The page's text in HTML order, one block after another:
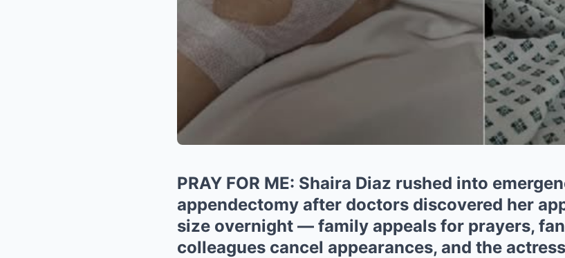
PRAY FOR ME: Shaira Diaz rushed into
appendectomy after doctors discovered her
size overnight — family appeals for prayers,
colleagues cancel appearances, and the